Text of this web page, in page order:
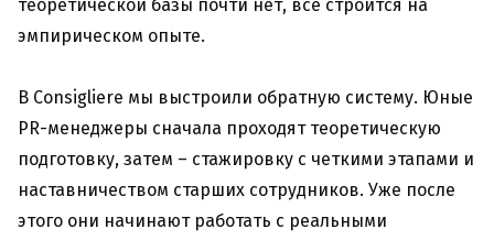
теоретической базы почти нет, все строится на
эмпирическом опыте.
В Consigliere мы выстроили обратную систему. Юные
PR-менеджеры сначала проходят теоретическую
подготовку, затем – стажировку с четкими этапами и
наставничеством старших сотрудников. Уже после
этого они начинают работать с реальными